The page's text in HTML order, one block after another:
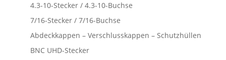
4.3-10-Stecker / 4.3-10-Buchse
7/16-Stecker / 7/16-Buchse
Abdeckkappen – Verschlusskappen – Schutzhüllen
BNC UHD-Stecker